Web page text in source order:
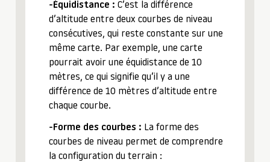
-Équidistance : C’est la différence
d’altitude entre deux courbes de niveau
consécutives, qui reste constante sur une
même carte. Par exemple, une carte
pourrait avoir une équidistance de 10
mètres, ce qui signifie qu’il y a une
différence de 10 mètres d’altitude entre
chaque courbe.
-Forme des courbes : La forme des
courbes de niveau permet de comprendre
la configuration du terrain :